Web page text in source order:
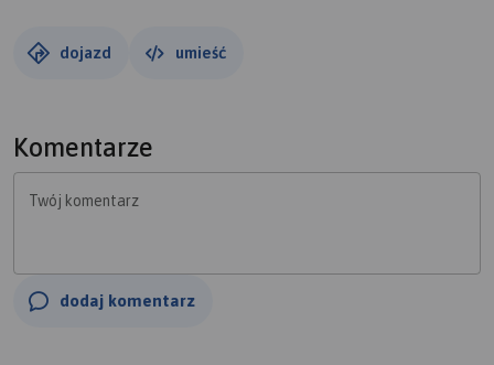
dojazd umieść
Komentarze
Twój komentarz
dodaj komentarz